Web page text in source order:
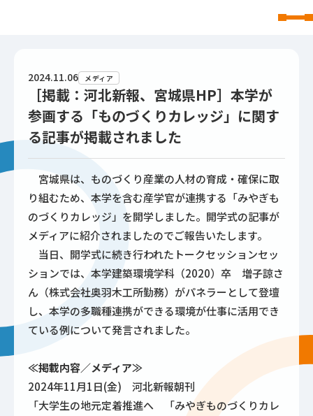
2024.11.06 メディア
［掲載：河北新報、宮城県HP］本学が
参画する「ものづくりカレッジ」に関す
る記事が掲載されました
宮城県は、ものづくり産業の人材の育成・確保に取
り組むため、本学を含む産学官が連携する「みやぎも
のづくりカレッジ」を開学しました。開学式の記事が
メディアに紹介されましたのでご報告いたします。
当日、開学式に続き行われたトークセッションセッ
ションでは、本学建築環境学科（2020）卒 増子諒さ
ん（株式会社奥羽木工所勤務）がパネラーとして登壇
し、本学の多職種連携ができる環境が仕事に活用でき
ている例について発言されました。
≪掲載内容／メディア≫
2024年11月1日(金) 河北新報朝刊
「大学生の地元定着推進へ 「みやぎものづくりカレ